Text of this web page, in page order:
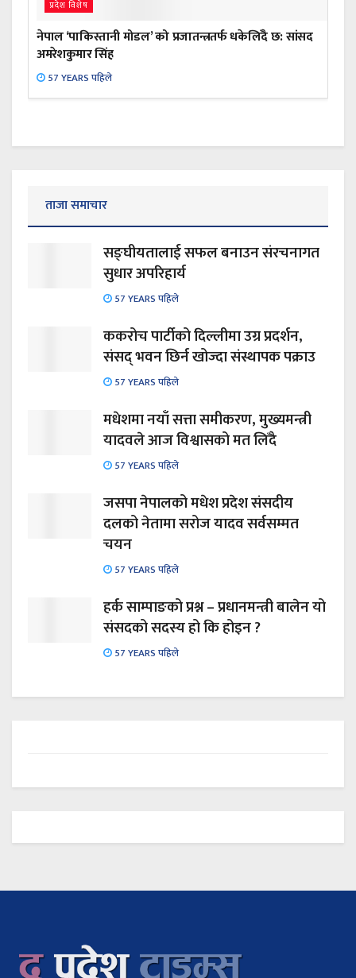
प्रदेश विशेष
नेपाल ‘पाकिस्तानी मोडल’ को प्रजातन्त्रतर्फ धकेलिँदै छ: सांसद
अमरेशकुमार सिंह
57 YEARS पहिले
ताजा समाचार
सङ्घीयतालाई सफल बनाउन संरचनागत
सुधार अपरिहार्य
57 YEARS पहिले
ककरोच पार्टीको दिल्लीमा उग्र प्रदर्शन,
संसद् भवन छिर्न खोज्दा संस्थापक पक्राउ
57 YEARS पहिले
मधेशमा नयाँ सत्ता समीकरण, मुख्यमन्त्री
यादवले आज विश्वासको मत लिँदै
57 YEARS पहिले
जसपा नेपालको मधेश प्रदेश संसदीय
दलको नेतामा सरोज यादव सर्वसम्मत
चयन
57 YEARS पहिले
हर्क साम्पाङको प्रश्न – प्रधानमन्त्री बालेन यो
संसदको सदस्य हो कि होइन ?
57 YEARS पहिले